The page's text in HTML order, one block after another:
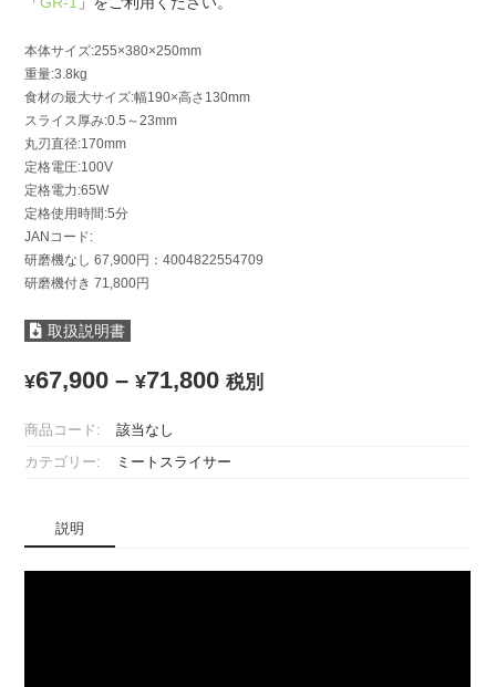
本体サイズ:255×380×250mm
重量:3.8kg
食材の最大サイズ:幅190×高さ130mm
スライス厚み:0.5～23mm
丸刃直径:170mm
定格電圧:100V
定格電力:65W
定格使用時間:5分
JANコード:
研磨機なし 67,900円：4004822554709
研磨機付き 71,800円
取扱説明書
¥67,900 –¥71,800 税別
商品コード: 該当なし
カテゴリー: ミートスライサー
説明